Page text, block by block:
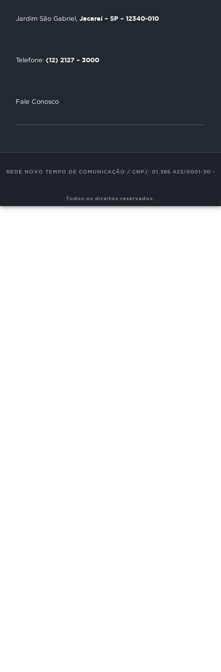
Jardim São Gabriel, Jacareí – SP – 12340-010
Telefone: (12) 2127 – 3000
Fale Conosco
REDE NOVO TEMPO DE COMUNICAÇÃO / CNPJ: 01.385.423/0001-30 -
Todos os direitos reservados.